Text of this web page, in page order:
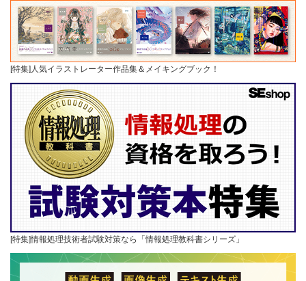
[特集]人気イラストレーター作品集＆メイキングブック！
[特集]情報処理技術者試験対策なら「情報処理教科書シリーズ」